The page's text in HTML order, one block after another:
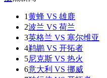
1黄蜂 VS 雄鹿
2波兰 VS 荷兰
3英格兰 VS 塞尔维亚
4鹈鹕 VS 开拓者
5尼克斯 VS 热火
6意大利 VS 挪威